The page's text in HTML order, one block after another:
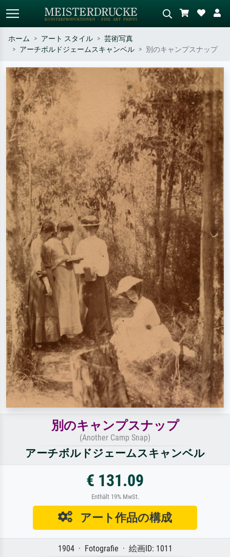
作家名・作品名・スタイルで検索
– 例：モネ、星月夜、印象派、北
斎の波、ヌード。
シーンを説明してください – 例：
緑の草原、赤の多い抽象画、暗い
油絵、木のそばの立ち姿のヌー
ド。
ホーム アート スタイル
芸術写真
アーチボルドジェームスキャンベル
別のキャンプスナップ
別のキャンプスナップ
(Another Camp Snap)
アーチボルドジェームスキャンベル
€ 131.09
Enthält 19% MwSt.
アート作品の構成
1904 · Fotografie · 絵画ID: 1011